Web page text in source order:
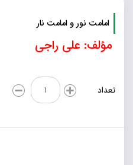
امامت نور و امامت نار
مؤلف: علی راجی
تعداد
امامت
نور
نار